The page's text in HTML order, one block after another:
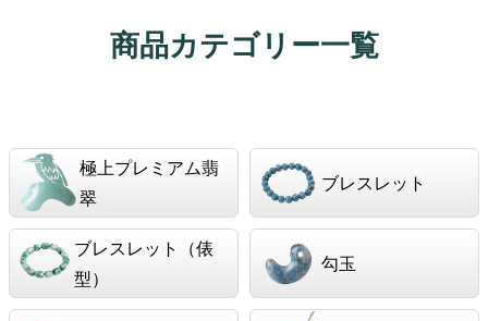
商品カテゴリー一覧
極上プレミアム翡
翠
ブレスレット
ブレスレット（俵
型）
勾玉